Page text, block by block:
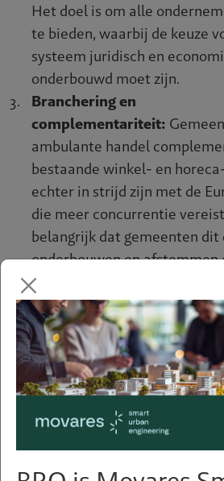
Het doel is om alle
te bieden, waarbij de keuze
systeem juridisch en
onderbouwd moet zijn.
Branchering en
complementariteit:
ambulante handel
bestaande winkel- en
echter in strijd zijn met de
die meer concurrentie
belangrijk dat gemeenten dit
onderbouwen en afstemmen
wetgeving.
Tenaamstelling van
onderwerp dat aandacht
de vergunningen krijgt: de
standplaats of bijvoorbeeld
andere partij? Hier moet
worden met redelijkheid en
aangezien eerdere keuzes